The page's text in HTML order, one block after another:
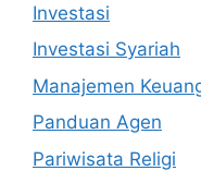
Investasi
Investasi Syariah
Manajemen
Panduan Agen
Pariwisata Religi